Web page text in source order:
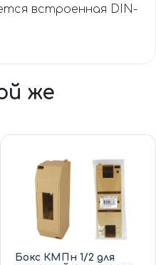
встроенная DIN-
же
Бокс КМПн 1/2 для